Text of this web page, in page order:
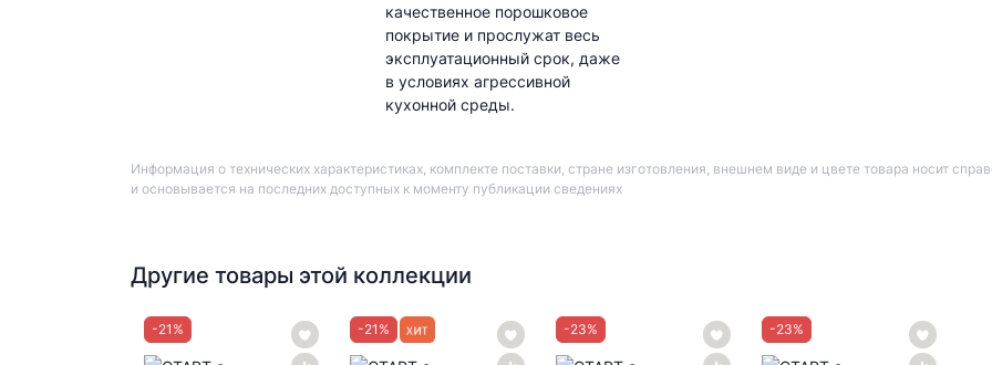
качественное порошковое
покрытие и прослужат весь
эксплуатационный срок, даже
в условиях агрессивной
кухонной среды.
Информация о технических характеристиках, комплекте поставки, стране изготовления, внешнем виде и цвете товара носит
и основывается на последних доступных к моменту публикации сведениях
Другие товары этой коллекции
-21 % -21 % -23% -23%